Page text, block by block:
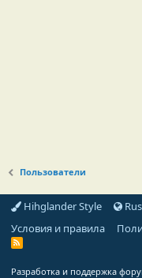
Пользователи
Hihglander Style
Условия и правила
R
Разработка и поддержка